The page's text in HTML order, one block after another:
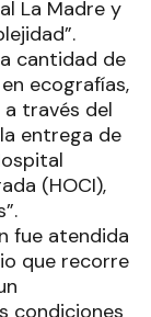
La Madre y
cantidad de
ecografías,
través del
entrega de
(HOCI),
fue atendida
que recorre
condiciones